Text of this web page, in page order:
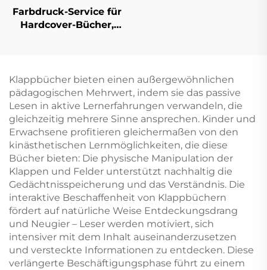
Farbdruck-Service für
Hardcover-Bücher,
Klappbücher bieten einen außergewöhnlichen
pädagogischen Mehrwert, indem sie das passive
Lesen in aktive Lernerfahrungen verwandeln, die
gleichzeitig mehrere Sinne ansprechen. Kinder und
Erwachsene profitieren gleichermaßen von den
kinästhetischen Lernmöglichkeiten, die diese
Bücher bieten: Die physische Manipulation der
Klappen und Felder unterstützt nachhaltig die
Gedächtnisspeicherung und das Verständnis. Die
interaktive Beschaffenheit von Klappbüchern
fördert auf natürliche Weise Entdeckungsdrang
und Neugier – Leser werden motiviert, sich
intensiver mit dem Inhalt auseinanderzusetzen
und versteckte Informationen zu entdecken. Diese
verlängerte Beschäftigungsphase führt zu einem